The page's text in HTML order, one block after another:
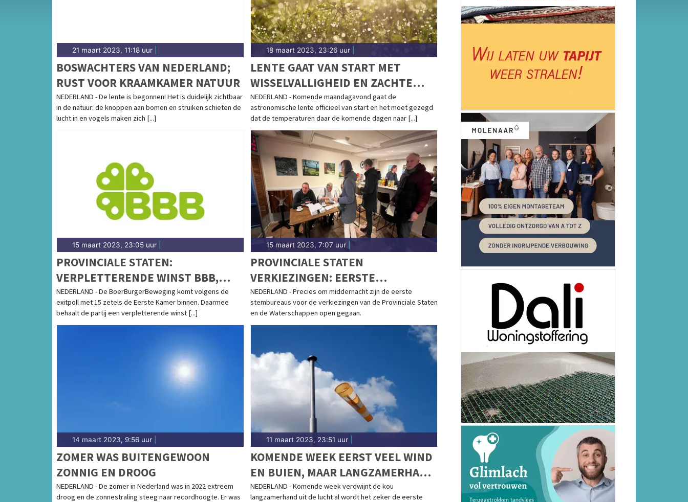
21 maart 2023, 11:18 uur
BOSWACHTERS VAN NEDERLAND;
RUST VOOR KRAAMKAMER NATUUR
NEDERLAND - De lente is begonnen! Het is duidelijk zichtbaar
in de natuur: de knoppen aan bomen en struiken schieten de
lucht in en vogels maken zich [...]
18 maart 2023, 23:26 uur|
LENTE GAAT VAN START MET
WISSELVALLIGHEID EN ZACHTE
TEMPERATUREN
NEDERLAND - Komende maandagavond gaat de
astronomische lente officieel van start en het moet gezegd
dat de temperaturen daar de komende dagen naar [...]
15 maart 2023, 23:05 uur
PROVINCIALE STATEN:
VERPLETTERENDE WINST BBB,
COALITIEPARTIJEN LIJDEN VERLIES
NEDERLAND - De BoerBurgerBeweging komt volgens de
exitpoll met 15 zetels de Eerste Kamer binnen. Daarmee
behaalt de partij een verpletterende winst [...]
15 maart 2023, 7:07 uur|
PROVINCIALE STATEN
VERKIEZINGEN: EERSTE
STEMBUREAUS OM MIDDERNACHT
AL GEOPEND
NEDERLAND - Precies om middernacht zijn de eerste
stembureaus voor de verkiezingen van de Provinciale Staten
en de Waterschappen open gegaan.
14 maart 2023, 9:56 uur
ZOMER WAS BUITENGEWOON
ZONNIG EN DROOG
NEDERLAND - De zomer in Nederland was in 2022 extreem
droog en de zonnestraling steeg naar recordhoogte. Er was
11 maart 2023, 23:51 uur|
KOMENDE WEEK EERST VEEL WIND
EN BUIEN, MAAR LANGZAMERHAND
TEMPERATUURSTIJGING
NEDERLAND - Komende week verdwijnt de kou
langzamerhand uit de lucht al wordt het zeker de eerste